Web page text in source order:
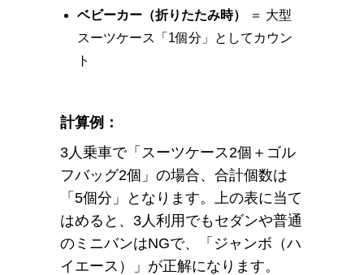
ベビーカー（折りたたみ時）
＝ 大型
スーツケース「1個分」としてカウン
ト
計算例：
3人乗車で「スーツケース2個＋ゴル
フバッグ2個」の場合、合計個数は
「5個分」となります。上の表に当て
はめると、3人利用でもセダンや普通
のミニバンはNGで、「ジャンボ（ハ
イエース）」が正解になります。